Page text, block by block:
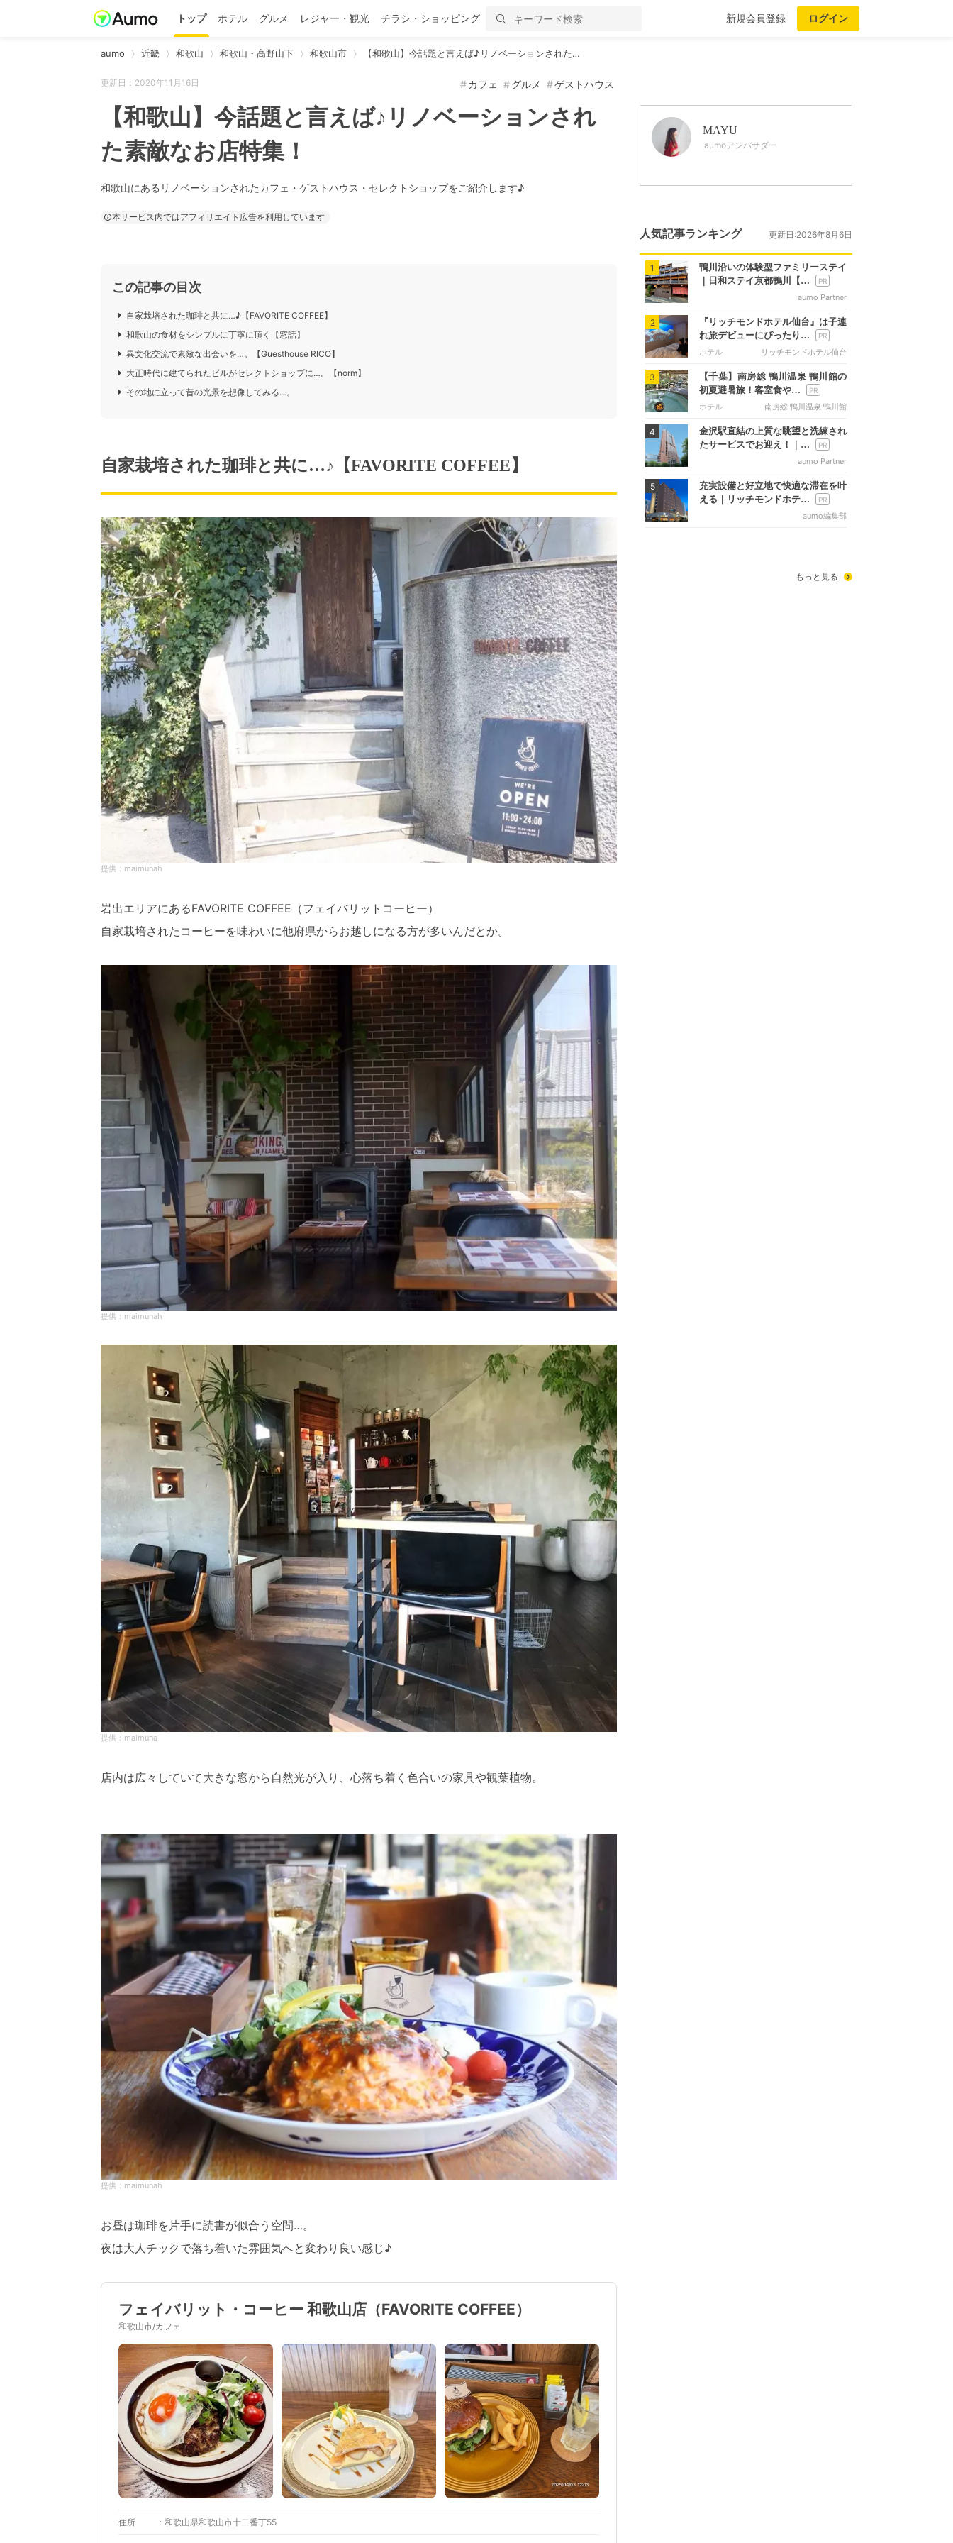
トップ ホテル グルメ レジャー・観光 チラシ・ショッピング 新規会員登録 ログイン
aumo 近畿 和歌山 和歌山・高野山下 和歌山市 【和歌山】今話題と言えば♪リノベーションされた…
更新日：2020年11月16日 カフェ グルメ ゲストハウス
【和歌山】今話題と言えば♪リノベーションされ
た素敵なお店特集！
和歌山にあるリノベーションされたカフェ・ゲストハウス・セレクトショップをご紹介します♪
本サービス内ではアフィリエイト広告を利用しています
この記事の目次
自家栽培された珈琲と共に…♪【FAVORITE COFFEE】
和歌山の食材をシンプルに丁寧に頂く【窓話】
異文化交流で素敵な出会いを…。【Guesthouse RICO】
大正時代に建てられたビルがセレクトショップに…。【norm】
その地に立って昔の光景を想像してみる…。
自家栽培された珈琲と共に…♪【FAVORITE COFFEE】
maimunah
岩出エリアにあるFAVORITE COFFEE（フェイバリットコーヒー）
自家栽培されたコーヒーを味わいに他府県からお越しになる方が多いんだとか。
maimunah
maimuna
店内は広々していて大きな窓から自然光が入り、心落ち着く色合いの家具や観葉植物。
maimunah
お昼は珈琲を片手に読書が似合う空間…。
夜は大人チックで落ち着いた雰囲気へと変わり良い感じ♪
フェイバリット・コーヒー 和歌山店（FAVORITE COFFEE）
和歌山市/カフェ
住所 和歌山県和歌山市十二番丁55
MAYU
aumoアンバサダー
人気記事ランキング 更新日:2026年8月6日
1
鴨川沿いの体験型ファミリーステイ
｜日和ステイ京都鴨川【…
aumo Partner
2
『リッチモンドホテル仙台』は子連
れ旅デビューにぴったり…
ホテル リッチモンドホテル仙台
3
【千葉】南房総 鴨川温泉 鴨川館の
初夏避暑旅！客室食や…
ホテル 南房総 鴨川温泉 鴨川館
4
金沢駅直結の上質な眺望と洗練され
たサービスでお迎え！｜…
aumo Partner
5
充実設備と好立地で快適な滞在を叶
える｜リッチモンドホテ…
aumo編集部
もっと見る